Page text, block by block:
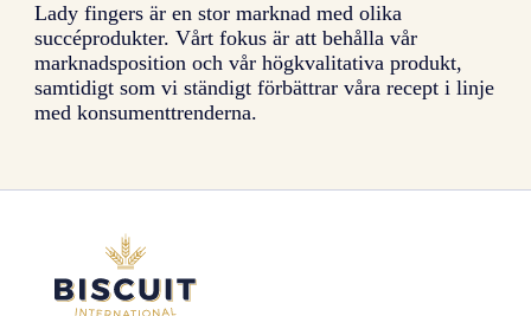
Lady fingers är en stor marknad med olika
succéprodukter. Vårt fokus är att behålla vår
marknadsposition och vår högkvalitativa produkt,
samtidigt som vi ständigt förbättrar våra recept i linje
med konsumenttrenderna.